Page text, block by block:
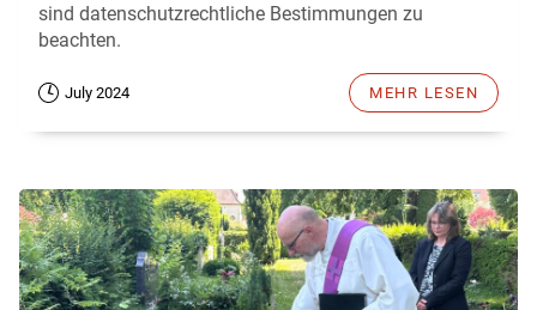
sind datenschutzrechtliche Bestimmungen zu
beachten.
July 2024 MEHR LESEN